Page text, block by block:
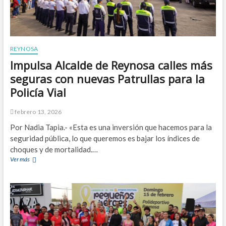
s
a
a
f
v
r
d
e
l
s
i
ñ
o
s
n
c
á
n
c
S
p
s
i
v
:
e
T
n
d
e
e
c
h
e
R
a
c
o
n
f
i
n
:
c
m
i
l
u
i
‑
v
a
l
REYNOSA
Impulsa Alcalde de Reynosa calles más
seguras con nuevas Patrullas para la
Policía Vial
febrero 13, 2026
Por Nadia Tapia.- «Esta es una inversión que hacemos para la
seguridad pública, lo que queremos es bajar los índices de
choques y de mortalidad.…
Ver másI
u
l
s
a
A